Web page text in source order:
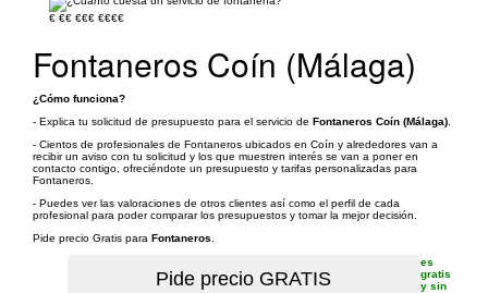
€ €€ €€€ €€€€
Fontaneros Coín (Málaga)
¿Cómo funciona?
- Explica tu solicitud de presupuesto para el servicio de Fontaneros Coín (Málaga)
- Cientos de profesionales de Fontaneros ubicados en Coín y alrededores van a
recibir un aviso con tu solicitud y los que muestren interés se van a poner en
contacto contigo, ofreciéndote un presupuesto y tarifas personalizadas para
Fontaneros.
- Puedes ver las valoraciones de otros clientes así como el perfil de cada
profesional para poder comparar los presupuestos y tomar la mejor decisión.
Pide precio Gratis para Fontaneros
es
gratis
y sin